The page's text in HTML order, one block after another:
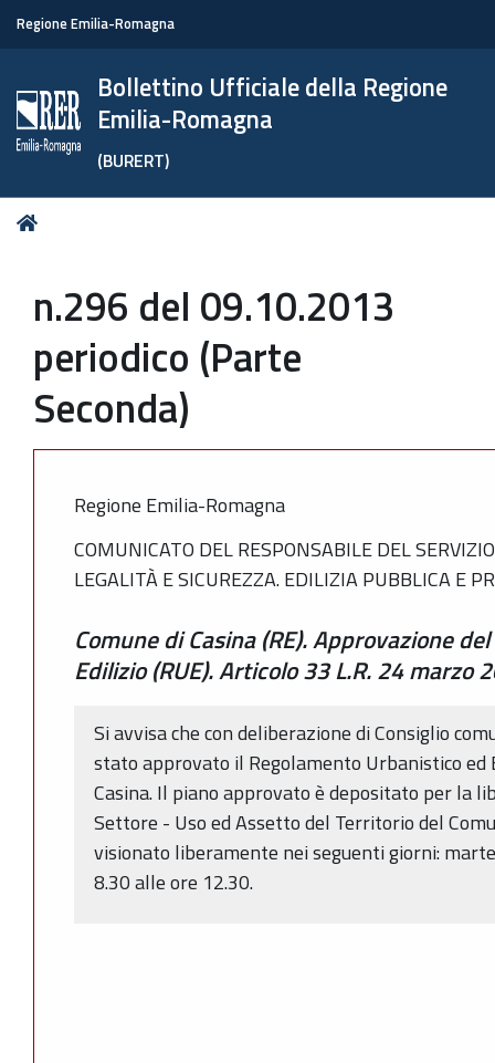
Regione Emilia-Romagna
Bollettino Ufficiale della Regione
Emilia-Romagna
(BURERT)
Tu
n.296 del 09.10.2013
periodico (Parte
Seconda)
Regione Emilia-Romagna
COMUNICATO DEL RESPONSABILE DEL
LEGALITÀ E SICUREZZA. EDILIZIA PUBBLICA E
Comune di Casina (RE). Approvazione
Edilizio (RUE). Articolo 33 L.R. 24 marzo
Si avvisa che con deliberazione di Consiglio
stato approvato il Regolamento Urbanistico ed
Casina. Il piano approvato è depositato per la
Settore - Uso ed Assetto del Territorio del
visionato liberamente nei seguenti giorni:
8.30 alle ore 12.30.